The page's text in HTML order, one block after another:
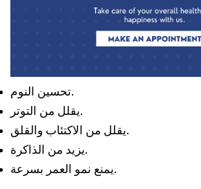
تحسين النوم.
يقلل من التوتر.
يقلل من الاكتئاب والقلق.
يزيد من الذاكرة.
يمنع نمو العمر بسرعة.